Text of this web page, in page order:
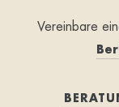
Vereinbare